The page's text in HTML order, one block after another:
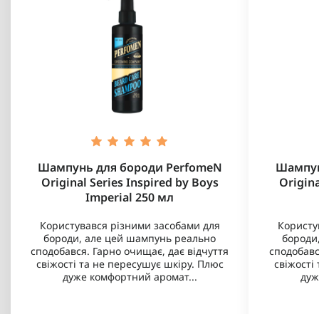
Шампунь для бороди PerfomeN
Original Series Inspired by Boys
Imperial 250 мл
Користувався різними засобами для
бороди, але цей шампунь реально
сподобався. Гарно очищає, дає відчуття
свіжості та не пересушує шкіру. Плюс
дуже комфортний аромат...